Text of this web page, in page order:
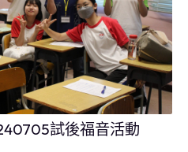
試後福音活動